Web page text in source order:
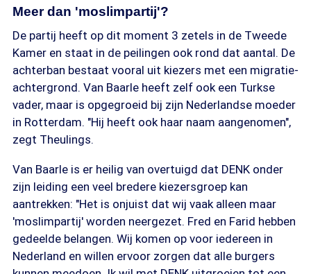
Meer dan 'moslimpartij'?
De partij heeft op dit moment 3 zetels in de Tweede
Kamer en staat in de peilingen ook rond dat aantal. De
achterban bestaat vooral uit kiezers met een migratie-
achtergrond. Van Baarle heeft zelf ook een Turkse
vader, maar is opgegroeid bij zijn Nederlandse moeder
in Rotterdam. "Hij heeft ook haar naam aangenomen",
zegt Theulings.
Van Baarle is er heilig van overtuigd dat DENK onder
zijn leiding een veel bredere kiezersgroep kan
aantrekken: "Het is onjuist dat wij vaak alleen maar
'moslimpartij' worden neergezet. Fred en Farid hebben
gedeelde belangen. Wij komen op voor iedereen in
Nederland en willen ervoor zorgen dat alle burgers